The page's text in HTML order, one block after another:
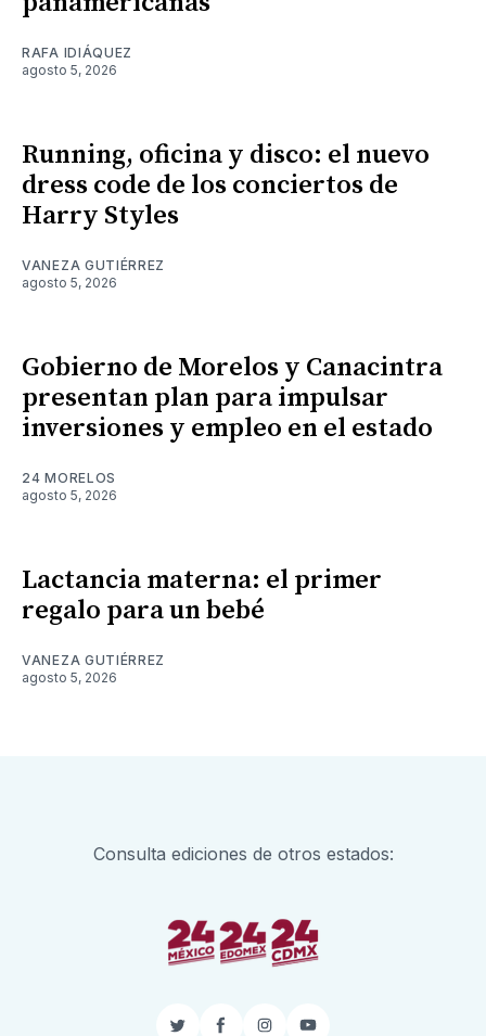
RAFA IDIÁQUEZ
agosto 5, 2026
Running, oficina y disco: el nuevo
dress code de los conciertos de
Harry Styles
VANEZA GUTIÉRREZ
agosto 5, 2026
Gobierno de Morelos y Canacintra
presentan plan para impulsar
inversiones y empleo en el estado
24 MORELOS
agosto 5, 2026
Lactancia materna: el primer
regalo para un bebé
VANEZA GUTIÉRREZ
agosto 5, 2026
Consulta ediciones de otros estados: